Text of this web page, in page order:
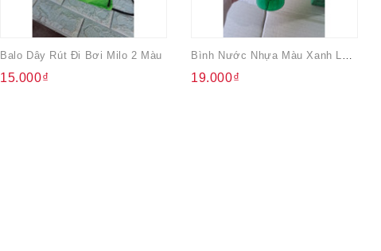
Balo Dây Rút Đi Bơi Milo 2 Màu
15.000₫ 19.000₫